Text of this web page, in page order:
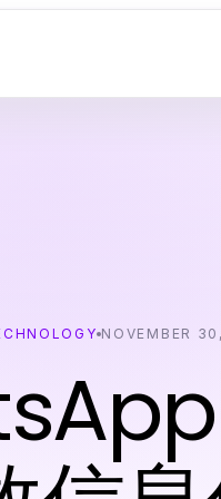
NOVEMBER